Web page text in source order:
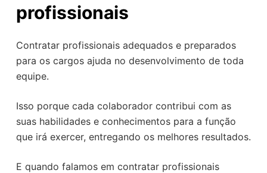
profissionais
Contratar profissionais adequados e preparados
para os cargos ajuda no desenvolvimento de toda
equipe.
Isso porque cada colaborador contribui com as
suas habilidades e conhecimentos para a função
que irá exercer, entregando os melhores resultados.
E quando falamos em contratar profissionais